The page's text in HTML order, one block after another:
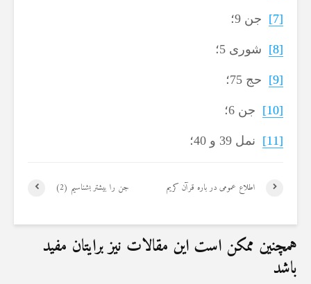
[7] جن 9؛
[8] شوری 5؛
[9] حج 75؛
[10] جن 6؛
[11] نمل 39 و 40؛
جن را بیشتر بشناسیم (2) اطلاع عمومی در باره قرآن کریم
همچنین ممکن است این مقالات نیز برایتان مفید
باشد